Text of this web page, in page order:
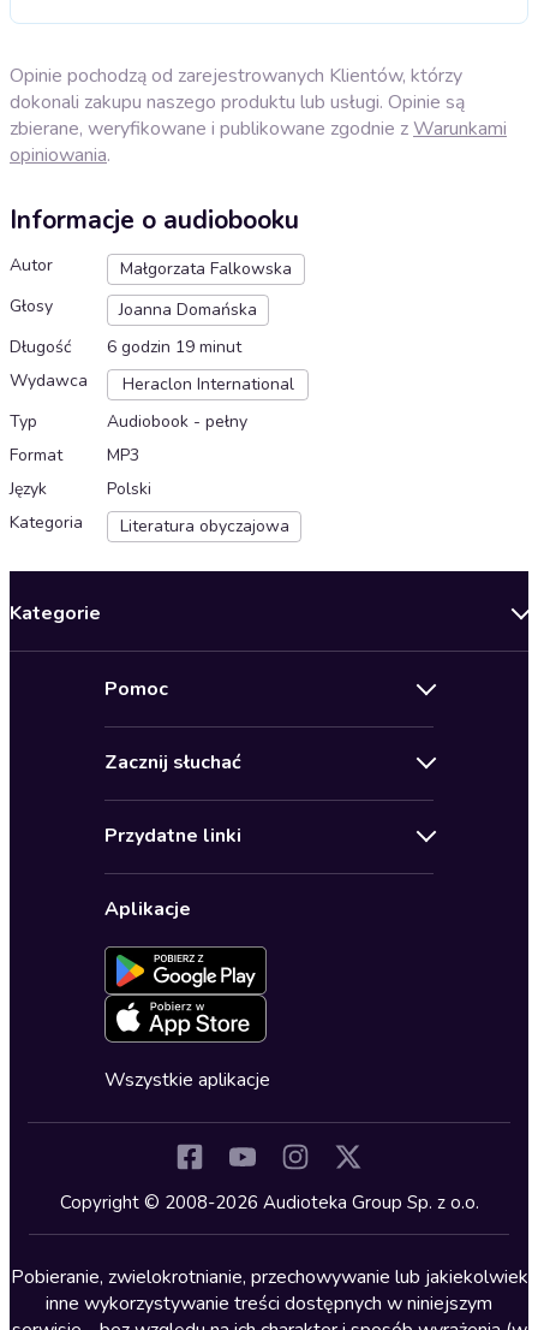
Opinie pochodzą od zarejestrowanych Klientów, którzy
dokonali zakupu naszego produktu lub usługi. Opinie są
zbierane, weryfikowane i publikowane zgodnie zWarunkami
opiniowania.
Informacje o audiobooku
Autor
Małgorzata Falkowska
Głosy
Joanna Domańska
Długość
6 godzin 19 minut
Wydawca
Heraclon International
Typ
Audiobook - pełny
Format
MP3
Język
Polski
Kategoria
Literatura obyczajowa
Kategorie
Biznes, marketing, ekonomia
Dla młodzieży
Kryminały
Lektury szkolne
Literatura anglojęzyczna
Literatura faktu
Pomoc
Pomoc
Ustawienia prywatności
Formularz zgłaszania nielegalnych treści
Deklaracja dostępności
Zacznij słuchać
Karnety
Oferta dla firm i bibliotek
Przydatne linki
Dołącz do newslettera
Blog
Zapowiedzi
Cykle audiobooków
Aplikacje
Wszystkie aplikacje
Copyright © 2008-2026 Audioteka Group Sp. z o.o.
Pobieranie, zwielokrotnianie, przechowywanie lub jakiekolwiek
inne wykorzystywanie treści dostępnych w niniejszym